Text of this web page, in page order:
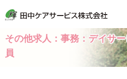
その他求人：事務：デイサ
員